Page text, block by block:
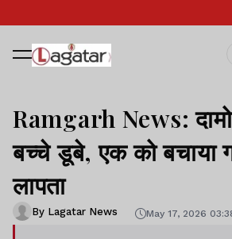
Ramgarh News:
बच्चे डूबे, एक को बचाया
लापता
By Lagatar News May 17, 2026